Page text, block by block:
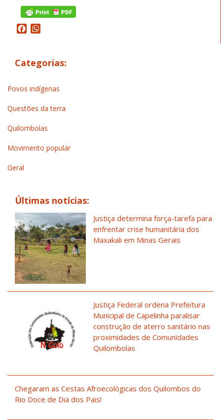
Facebook
Categorias:
Povos indígenas
Questões da terra
Quilombolas
Movimento popular
Geral
Últimas notícias:
Justiça determina força-tarefa para
enfrentar crise humanitária dos
Maxakali em Minas Gerais
Justiça Federal ordena Prefeitura
Municipal de Capelinha paralisar
construção de aterro sanitário nas
proximidades de Comunidades
Quilombolas
Chegaram as Cestas Afroecológicas dos Quilombos do
Rio Doce de Dia dos Pais!